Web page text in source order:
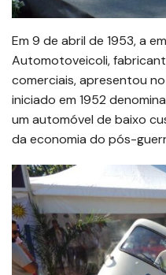
Em 9 de abril de 1953, a
Automotoveicoli,
comerciais, apresentou
iniciado em 1952
um automóvel de baixo
da economia do pós-